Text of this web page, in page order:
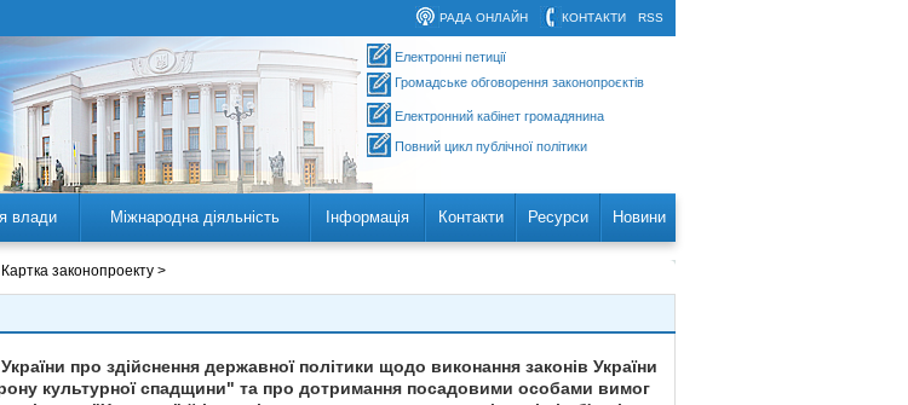
RSS
КОНТАКТИ
РАДА ОНЛАЙН
Електронні петиції
Громадське обговорення законопроєктів
Електронний кабінет громадянина
Повний цикл публічної політики
влади Міжнародна діяльність Інформація Контакти Ресурси Новини
законопроекту >
про здійснення державної політики щодо виконання законів України
культурної спадщини" та про дотримання посадовими особами вимог